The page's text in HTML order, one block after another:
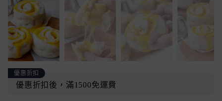
優惠折扣
優惠折扣後，滿1500免運費